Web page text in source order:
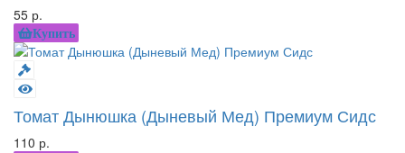
55 р.
Купить
Томат Дынюшка (Дыневый Мед) Премиум Сидс
110 р.